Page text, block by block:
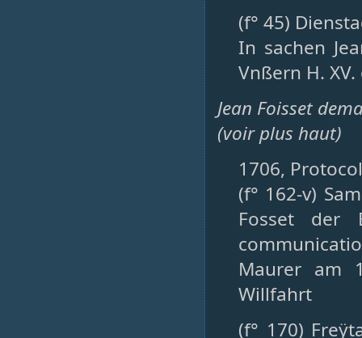
(f° 45)
In sachen
Vnßern H.
Jean Foisset
(voir plus haut)
1706,
(f° 162-v)
Fosset der
Maurer am
Willfahrt
(f° 170)